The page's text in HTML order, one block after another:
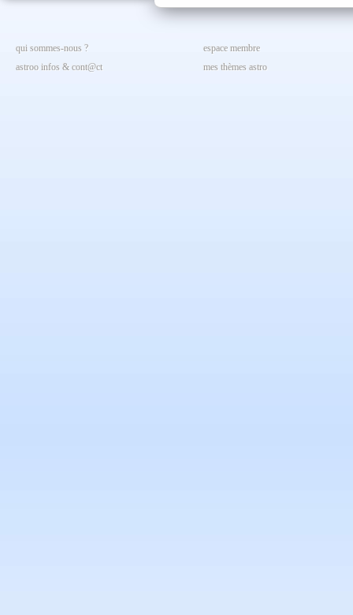
qui sommes-nous ?
astroo infos & cont@ct
espace membre
mes thèmes astro